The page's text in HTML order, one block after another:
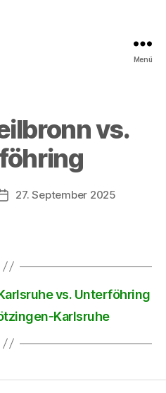
Menü
vs.
Beitragsdatum
27. September 2025
vs. Unterföhring
Karlsruhe